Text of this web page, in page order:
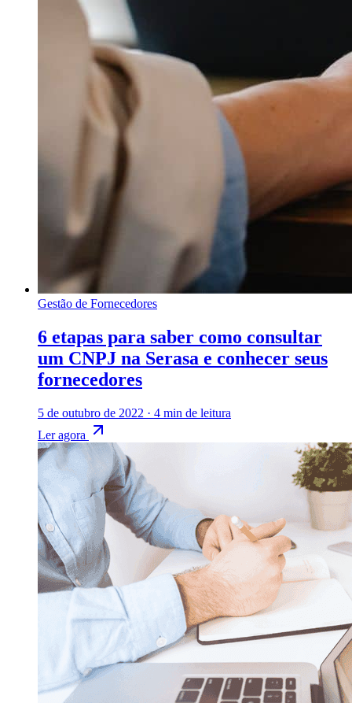
Gestão de Fornecedores
6 etapas para saber como consultar
um CNPJ na Serasa e conhecer seus
fornecedores
5 de outubro de 2022 · 4 min de leitura
Ler agora